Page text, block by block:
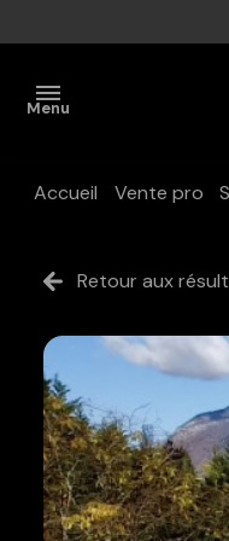
Menu
Acheter
Estimer
Vendus
L'agence
Mr
Accueil Vente pro
Retour aux